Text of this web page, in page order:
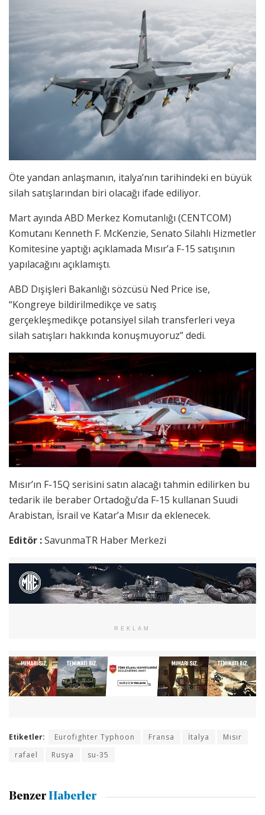
Öte yandan anlaşmanın, italya’nın tarihindeki en büyük
silah satışlarından biri olacağı ifade ediliyor.
Mart ayında ABD Merkez Komutanlığı (CENTCOM)
Komutanı Kenneth F. McKenzie, Senato Silahlı Hizmetler
Komitesine yaptığı açıklamada Mısır’a F-15 satışının
yapılacağını açıklamıştı.
ABD Dışişleri Bakanlığı sözcüsü Ned Price ise,
“Kongreye bildirilmedikçe ve satış
gerçekleşmedikçe potansiyel silah transferleri veya
silah satışları hakkında konuşmuyoruz” dedi.
Mısır’ın F-15Q serisini satın alacağı tahmin edilirken bu
tedarik ile beraber Ortadoğu’da F-15 kullanan Suudi
Arabistan, İsrail ve Katar’a Mısır da eklenecek.
Editör :SavunmaTR Haber Merkezi
REKLAM
Etiketler: Eurofighter Typhoon Fransa İtalya
Mısır
rafael
Rusya su-35
Benzer Haberler